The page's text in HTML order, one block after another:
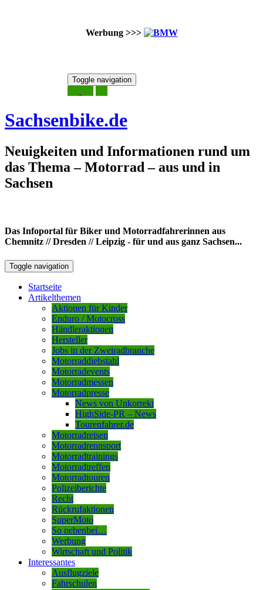
Werbung >>>
Toggle navigation
Sachsenbike.de
Neuigkeiten und Informationen rund um
das Thema – Motorrad – aus und in
Sachsen
Das Infoportal für Biker und Motorradfahrerinnen aus
Chemnitz // Dresden // Leipzig - für und aus ganz Sachsen...
Toggle navigation
Startseite
Artikelthemen
Aktionen für Kinder
Enduro / Motocross
Händleraktionen
Hersteller
Jobs in der Zweiradbranche
Motorraddiebstahl
Motorradevents
Motorradmessen
Motorradpresse
News von Unkorrekt
HighSide-PR – News
Tourenfahrer.de
Motorradreisen
Motorradrennsport
Motorradtrainings
Motorradtreffen
Motorradtouren
Polizeiberichte
Recht
Rückrufaktionen
SuperMoto
So nebenbei…
Werbung
Wirtschaft und Politik
Interessantes
Ausflugziele
Fahrschulen